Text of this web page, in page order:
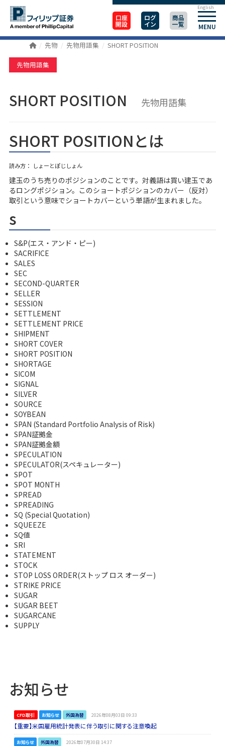
口座
開設
ログ
イン
商品
一覧 MENU
English
先物 先物用語集 SHORT POSITION
先物用語集
SHORT POSITION 先物用語集
SHORT POSITIONとは
読み方： しょーとぽじしょん
建玉のうち売りのポジションのことです。対義語は買い建玉であ
るロングポジション。このショートポジションのカバー（反対）
取引という意味でショートカバーという単語が生まれました。
s
S&P(エス・アンド・ピー)
SACRIFICE
SALES
SEC
SECOND-QUARTER
SELLER
SESSION
SETTLEMENT
SETTLEMENT PRICE
SHIPMENT
SHORT COVER
SHORT POSITION
SHORTAGE
SICOM
SIGNAL
SILVER
SOURCE
SOYBEAN
SPAN (Standard Portfolio Analysis of Risk)
SPAN証拠金
SPAN証拠金額
SPECULATION
SPECULATOR(スペキュレーター)
SPOT
SPOT MONTH
SPREAD
SPREADING
SQ (Special Quotation)
SQUEEZE
SQ値
SRI
STATEMENT
STOCK
STOP LOSS ORDER(ストップ ロス オーダー)
STRIKE PRICE
SUGAR
SUGAR BEET
SUGARCANE
SUPPLY
お知らせ
CFD取引 お知らせ 外国為替 2026年08月03日 09:33
【重要】米国雇用統計発表に伴う取引に関する注意喚起
お知らせ 外国為替 2026年07月30日 14:37